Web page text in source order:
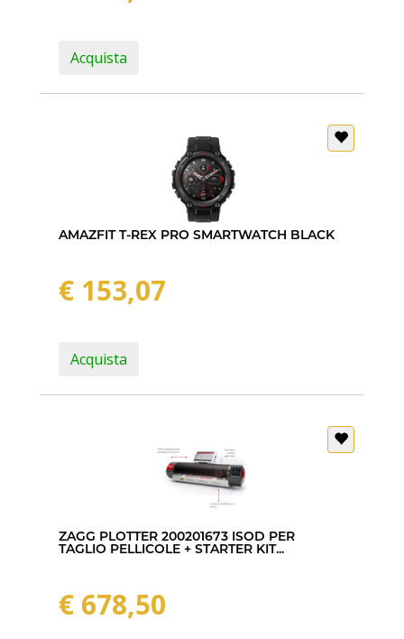
Acquista
AMAZFIT T-REX PRO SMARTWATCH BLACK
€ 153,07
Acquista
ZAGG PLOTTER 200201673 ISOD PER
TAGLIO PELLICOLE + STARTER KIT...
€ 678,50